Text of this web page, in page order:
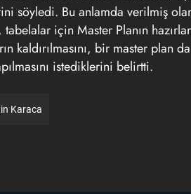
söyledi. Bu anlamda verilmiş
için Master Planın
kaldırılmasını, bir master plan
istediklerini belirtti.
Karaca